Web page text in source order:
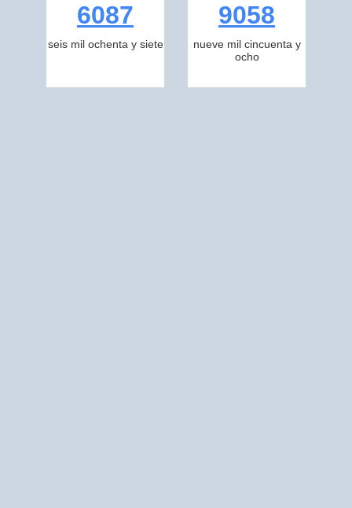
6087
seis mil ochenta y siete
9058
nueve mil cincuenta y
ocho